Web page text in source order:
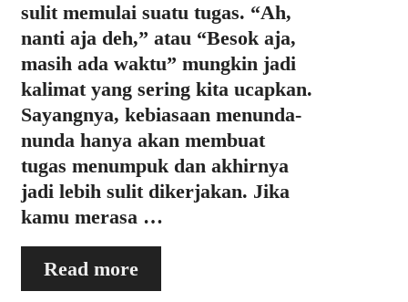
sulit memulai suatu tugas. “Ah,
nanti aja deh,” atau “Besok aja,
masih ada waktu” mungkin jadi
kalimat yang sering kita ucapkan.
Sayangnya, kebiasaan menunda-
nunda hanya akan membuat
tugas menumpuk dan akhirnya
jadi lebih sulit dikerjakan. Jika
kamu merasa …
Read moreBagaimana
Mengatasi